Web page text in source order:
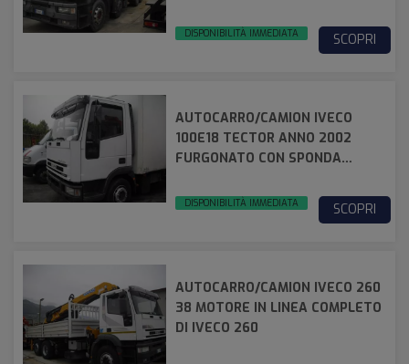
DISPONIBILITÀ IMMEDIATA SCOPRI
AUTOCARRO/CAMION IVECO
100E18 TECTOR ANNO 2002
FURGONATO CON SPONDA
IVECO 100E18 TECTOR
DISPONIBILITÀ IMMEDIATA SCOPRI
AUTOCARRO/CAMION IVECO 260
38 MOTORE IN LINEA COMPLETO
DI IVECO 260